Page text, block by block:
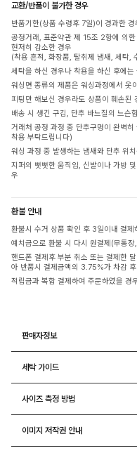
교환/반품이 불가한 경우
반품기한(상품 수령후 7일)이 경과한 경
공정거래, 표준약관 제 15조 2항에 의
현저히 감소한 경우
(착용 흔적, 화장품, 탈취제 냄새, 세탁,
세탁을 하신 경우나 착용을 하신 후에
워싱면 종류의 제품은 워싱과정에서 옷
피팅만 해보신 경우라도 상품이 훼손된
배송 시 생긴 구김, 단추 바느질의 느슨
거래처 공정 과정 중 단추구멍이 완벽
착용 부탁드립니다)
워싱 과정 중 발생하는 냄새와 단추 위
지퍼의 뻣뻣한 움직임, 신발이나 가방
우
환불 안내
환불시 수거 상품 확인 후 3일이내 결
예치금으로 환불 시 다시 원결제(무통
핸드폰 결제후 부분 취소 또는 결제한
아 반품시 결제금액의 3.75%가 차감
적립금과 복합 결제하여 주문하였을 경
판매자정보
세탁 가이드
사이즈 측정 방법
이미지 저작권 안내